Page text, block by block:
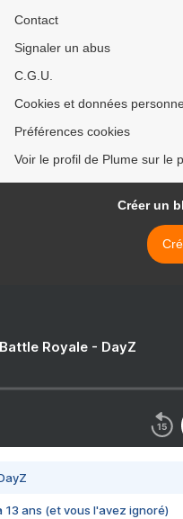
Contact
Signaler un abus
C.G.U.
Cookies et données
Préférences cookies
Voir le profil de Plume sur le
Créer un
Royale - DayZ
13 ans (et vous l'avez ignoré)